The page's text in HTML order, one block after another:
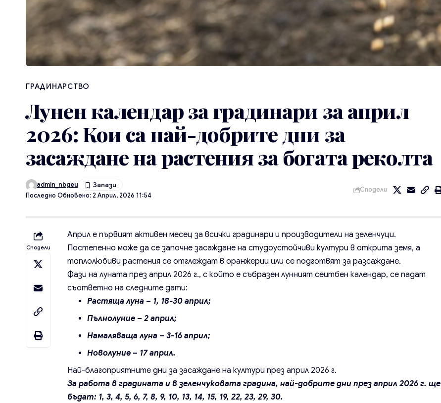
ГРАДИНАРСТВО
Лунен календар за градинари за април
2026: Кои са най-добрите дни за
засаждане на растения за богата реколта
Последно Обновено: 2 Април, 2026 11:54
admin_nbgeu
Сподели
Сподели
Април е първият активен месец за всички градинари и производители на зеленчуци.
Постепенно може да се започне засаждане на студоустойчиви култури в открита земя, а
топлолюбиви растения се отглеждат в оранжерии или се подготвят за разсаждане.
Фази на луната през април 2026 г., с който е събразен лунният сеитбен календар, се падат
съответно на следните дати:
Растяща луна – 1, 18-30 април;
Пълнолуние – 2 април;
Намаляваща луна – 3-16 април;
Новолуние – 17 април.
Най-благоприятните дни за засаждане на култури през април 2026 г.
За работа в градината и в зеленчуковата градина, най-добрите дни през април 2026 г. ще
бъдат: 1, 3, 4, 5, 6, 7, 8, 9, 10, 13, 14, 15, 19, 22, 23, 29, 30.